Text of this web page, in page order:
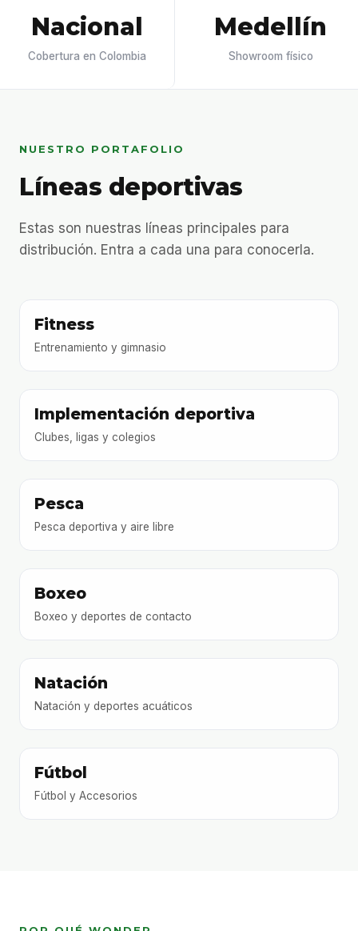
Nacional
Cobertura en Colombia
Medellín
Showroom físico
NUESTRO PORTAFOLIO
Líneas deportivas
Estas son nuestras líneas principales para
distribución. Entra a cada una para conocerla.
Fitness
Entrenamiento y gimnasio
Implementación deportiva
Clubes, ligas y colegios
Pesca
Pesca deportiva y aire libre
Boxeo
Boxeo y deportes de contacto
Natación
Natación y deportes acuáticos
Fútbol
Fútbol y Accesorios